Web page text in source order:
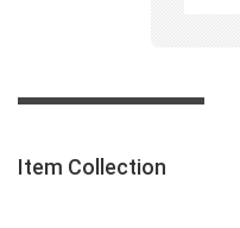
Item Collection